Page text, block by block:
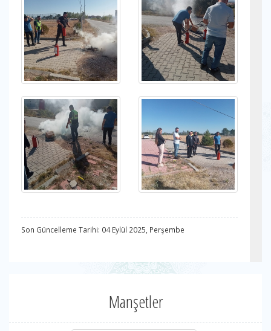
Son Güncelleme Tarihi: 04 Eylül 2025, Perşembe
Manşetler